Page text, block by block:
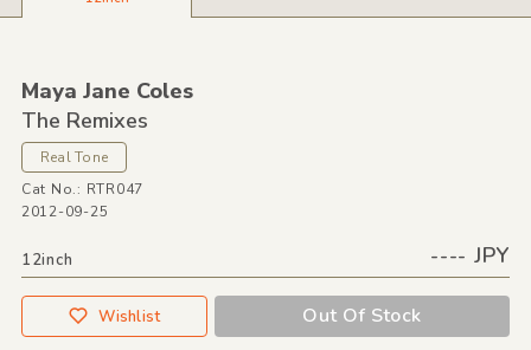
Maya Jane Coles
The Remixes
Real Tone
Cat No.: RTR047
2012-09-25
12inch ---- JPY
Wishlist Out Of Stock